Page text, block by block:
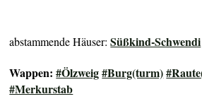
abstammende Häuser:Süßkind-Schwendi
Wappen:#Ölzweig#Burg(turm)
#Merkurstab